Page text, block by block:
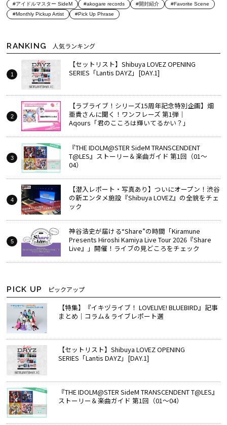
#アイドルマスター SideM
#akogare records #開封紹介
#Favorite Scene
#Monthly Pickup Artist
#Pick Up Phrase
RANKING 人気ランキング
【セットリスト】Shibuya LOVEZ OPENING
SERIES「Lantis DAYZ」[DAY.1]
【ラブライブ！シリーズ15周年記念特別企画】畑
亜貴さんに聞く！ワンフレーズ 第1弾｜
Aqours「君のこころは輝いてるかい？」
『THE IDOLM@STER SideM TRANSCENDENT
T@LES』ストーリー＆楽曲ガイド 第1回（01～
04）
【潜入レポート・写真あり】ついにオープン！渋谷
の新エンタメ施設『Shibuya LOVEZ』の全貌をチェ
ック
神谷浩史が届ける“Share”の時間――「Kiramune
Presents Hiroshi Kamiya Live Tour 2026『Share
Live』」開催！ライブの見どころをチェック
PICK UP ピックアップ
【特集】『イキヅライブ！ LOVELIVE! BLUEBIRD』記事
まとめ│コラム＆ライブレポート選
【セットリスト】Shibuya LOVEZ OPENING
SERIES「Lantis DAYZ」[DAY.1]
『THE IDOLM@STER SideM TRANSCENDENT T@LES』
ストーリー＆楽曲ガイド 第1回（01～04）